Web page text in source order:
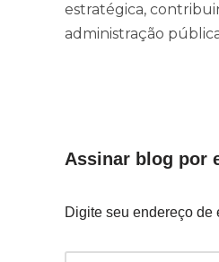
estratégica,
administração
Assinar blog por
Digite seu endereço